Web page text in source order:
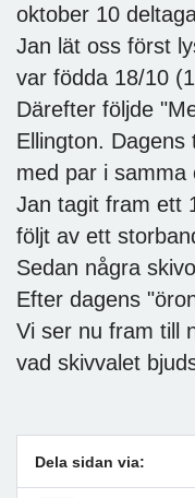
oktober 10
Jan lät oss först
var födda 18/10
Därefter följde
Ellington.
med par i samma
Jan tagit fram ett
följt av ett
Sedan några
Efter dagens
Vi ser nu fram till
vad skivvalet
Dela sidan via: